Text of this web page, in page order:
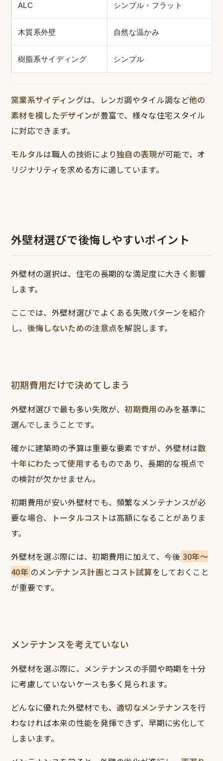
ALC シンプル・フラット
木質系外壁 自然な温かみ
樹脂系サイディング シンプル
窯業系サイディングは、レンガ調やタイル調など他の
素材を模したデザインが豊富で、様々な住宅スタイル
に対応できます。
モルタルは職人の技術により独自の表現が可能で、オ
リジナリティを求める方に適しています。
外壁材選びで後悔しやすいポイント
外壁材の選択は、住宅の長期的な満足度に大きく影響
します。
ここでは、外壁材選びでよくある失敗パターンを紹介
し、 後悔しないための注意点を解説します。
初期費用だけで決めてしまう
外壁材選びで最も多い失敗が、初期費用のみを基準に
選んでしまうことです。
確かに建築時の予算は重要な要素ですが、外壁材は数
十年にわたって使用するものであり、長期的な視点で
の検討が欠かせません。
初期費用が安い外壁材でも、頻繁なメンテナンスが必
要な場合、
トータルコストは高額になることがありま
す。
外壁材を選ぶ際には、初期費用に加えて、今後 30年〜
40年 のメンテナンス計画と コスト試算をしておくこと
が重要です。
メンテナンスを考えていない
外壁材を選ぶ際に、メンテナンスの手間や時期を十分
に考慮していないケースも多く見られます。
どんなに優れた外壁材でも、適切なメンテナンスを行
わなければ本来の性能を発揮できず、早期に劣化して
しまいます。